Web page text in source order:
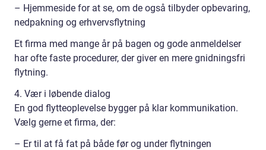
– Hjemmeside for at se, om de også tilbyder opbevaring,
nedpakning og erhvervsflytning
Et firma med mange år på bagen og gode anmeldelser
har ofte faste procedurer, der giver en mere gnidningsfri
flytning.
4. Vær i løbende dialog
En god flytteoplevelse bygger på klar kommunikation.
Vælg gerne et firma, der:
– Er til at få fat på både før og under flytningen